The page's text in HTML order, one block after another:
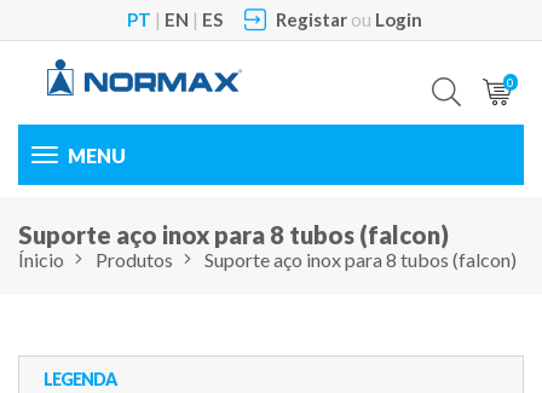
PT | EN | ES Registarou Login
0
Toggle
Suporte aço inox para 8 tubos (falcon)
Ínicio Produtos Suporte aço inox para 8 tubos (falcon)
LEGENDA